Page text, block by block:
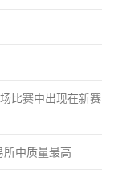
比赛中出现在新赛
中质量最高